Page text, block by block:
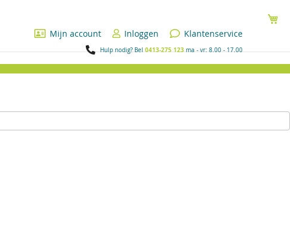
Mijn account
Inloggen Klantenservice
Hulp nodig? Bel0413-275 123ma - vr: 8.00 - 17.00